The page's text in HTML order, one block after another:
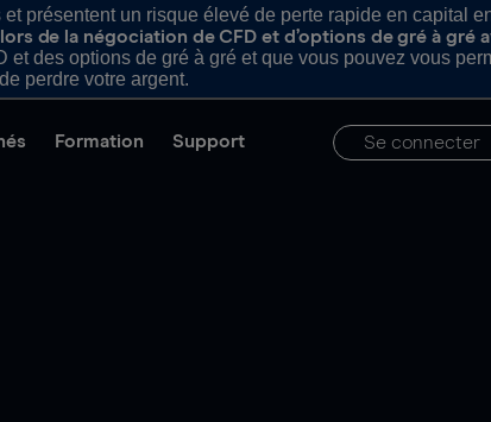
présentent un risque élevé de perte rapide en capital
de la négociation de CFD et d’options de gré à gré
des options de gré à gré et que vous pouvez vous
perdre votre argent.
Formation Support Se connecter